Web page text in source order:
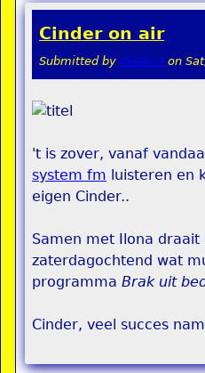
Cinder on air
Submitted by Velasca on
't is zover, vanaf
system fm luisteren en
eigen Cinder..
Samen met Ilona draait
zaterdagochtend wat
programma Brak uit
Cinder, veel succes